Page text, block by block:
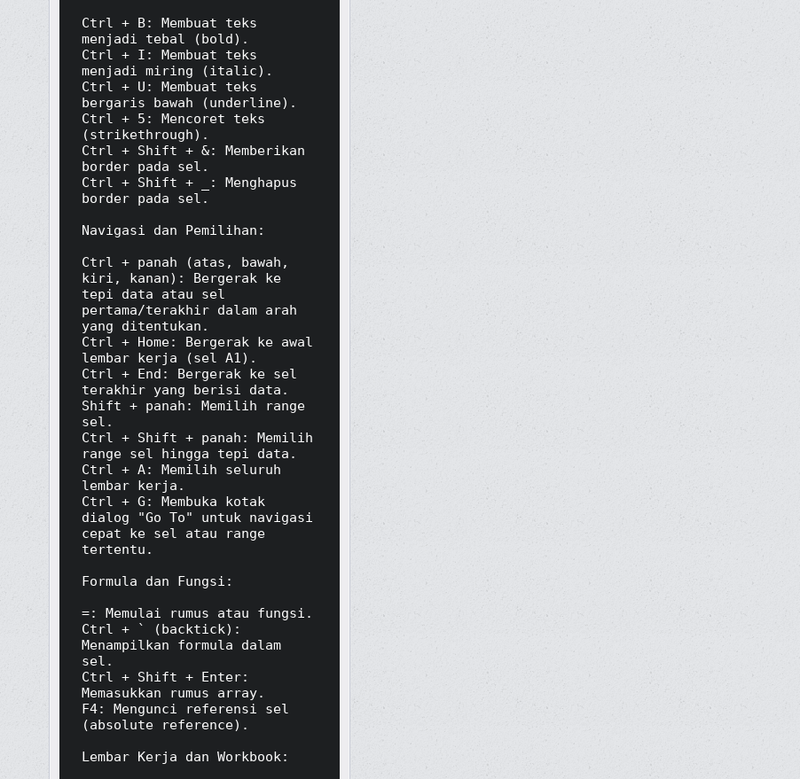
Ctrl + B: Membuat teks
menjadi tebal (bold).
Ctrl + I: Membuat teks
menjadi miring (italic).
Ctrl + U: Membuat teks
bergaris bawah (underline).
Ctrl + 5: Mencoret teks
(strikethrough).
Ctrl + Shift + &: Memberikan
border pada sel.
Ctrl + Shift + _: Menghapus
border pada sel.
Navigasi dan Pemilihan:
Ctrl + panah (atas, bawah,
kiri, kanan): Bergerak ke
tepi data atau sel
pertama/terakhir dalam arah
yang ditentukan.
Ctrl + Home: Bergerak ke awal
lembar kerja (sel A1).
Ctrl + End: Bergerak ke sel
terakhir yang berisi data.
Shift + panah: Memilih range
sel.
Ctrl + Shift + panah: Memilih
range sel hingga tepi data.
Ctrl + A: Memilih seluruh
lembar kerja.
Ctrl + G: Membuka kotak
dialog "Go To" untuk navigasi
cepat ke sel atau range
tertentu.
Formula dan Fungsi:
=: Memulai rumus atau fungsi.
Ctrl + ` (backtick):
Menampilkan formula dalam
sel.
Ctrl + Shift + Enter:
Memasukkan rumus array.
F4: Mengunci referensi sel
(absolute reference).
Lembar Kerja dan Workbook: